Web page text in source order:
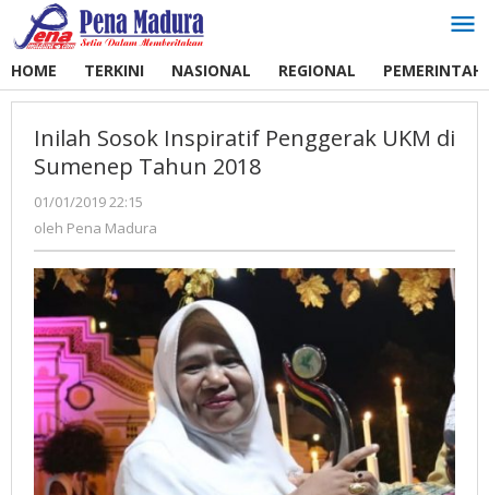
Lewati
ke
HOME TERKINI NASIONAL REGIONAL
Inilah Sosok Inspiratif Penggerak UKM di
Sumenep Tahun 2018
01/01/2019 22:15
Pena
oleh Pena Madura